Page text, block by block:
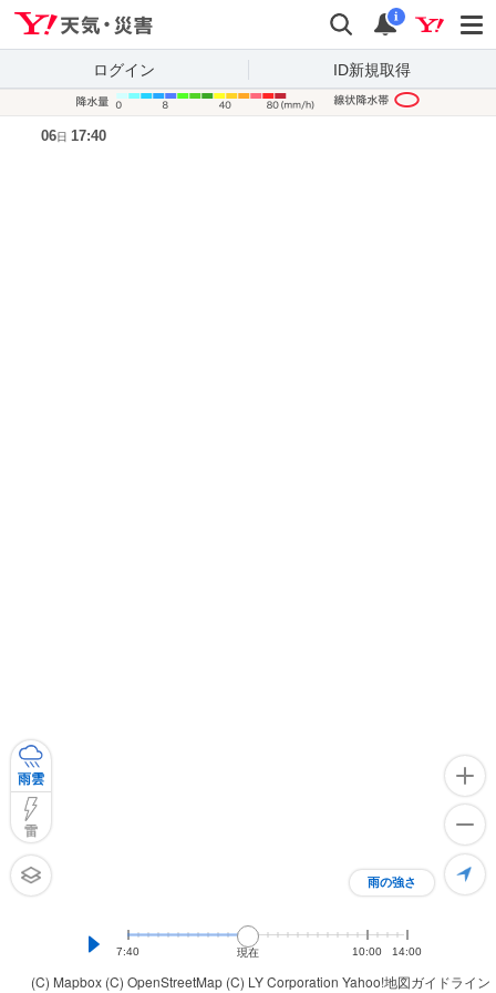
検索 通知
i
ログイン ID新規取得
(C) Mapbox (C) OpenStreetMap (C) LY Corporation Yahoo!地図ガイドライン
雨の強さ
雨雲
雷
7:40 現在 10:00 14:00
06日 17:40